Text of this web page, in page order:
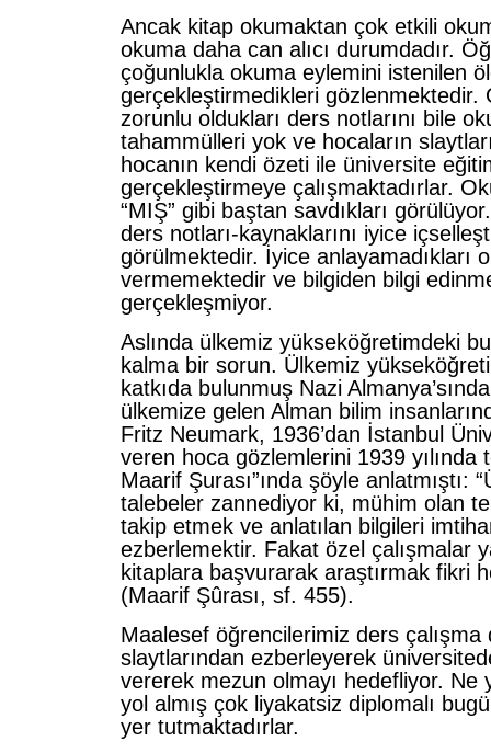
Ancak kitap okumaktan çok etkili
okuma daha can alıcı durumdadır.
çoğunlukla okuma eylemini istenilen
gerçekleştirmedikleri gözlenmektedir.
zorunlu oldukları ders notlarını bile
tahammülleri yok ve hocaların
hocanın kendi özeti ile üniversite
gerçekleştirmeye çalışmaktadırlar.
“MIŞ” gibi baştan savdıkları
ders notları-kaynaklarını iyice
görülmektedir. İyice anlayamadıkları
vermemektedir ve bilgiden bilgi
gerçekleşmiyor.
Aslında ülkemiz yükseköğretimdeki
kalma bir sorun. Ülkemiz
katkıda bulunmuş Nazi
ülkemize gelen Alman bilim
Fritz Neumark, 1936’dan İstanbul
veren hoca gözlemlerini 1939 yılında
Maarif Şurası”ında şöyle anlatmıştı:
talebeler zannediyor ki, mühim olan
takip etmek ve anlatılan bilgileri
ezberlemektir. Fakat özel çalışmalar
kitaplara başvurarak araştırmak fikri
(Maarif Şûrası, sf. 455).
Maalesef öğrencilerimiz ders çalışma
slaytlarından ezberleyerek
vererek mezun olmayı hedefliyor. Ne
yol almış çok liyakatsiz diplomalı
yer tutmaktadırlar.